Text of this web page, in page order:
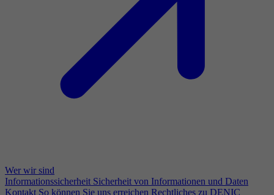
Wer wir sind
Informationssicherheit Sicherheit von Informationen und Daten
Kontakt So können Sie uns erreichen Rechtliches zu DENIC